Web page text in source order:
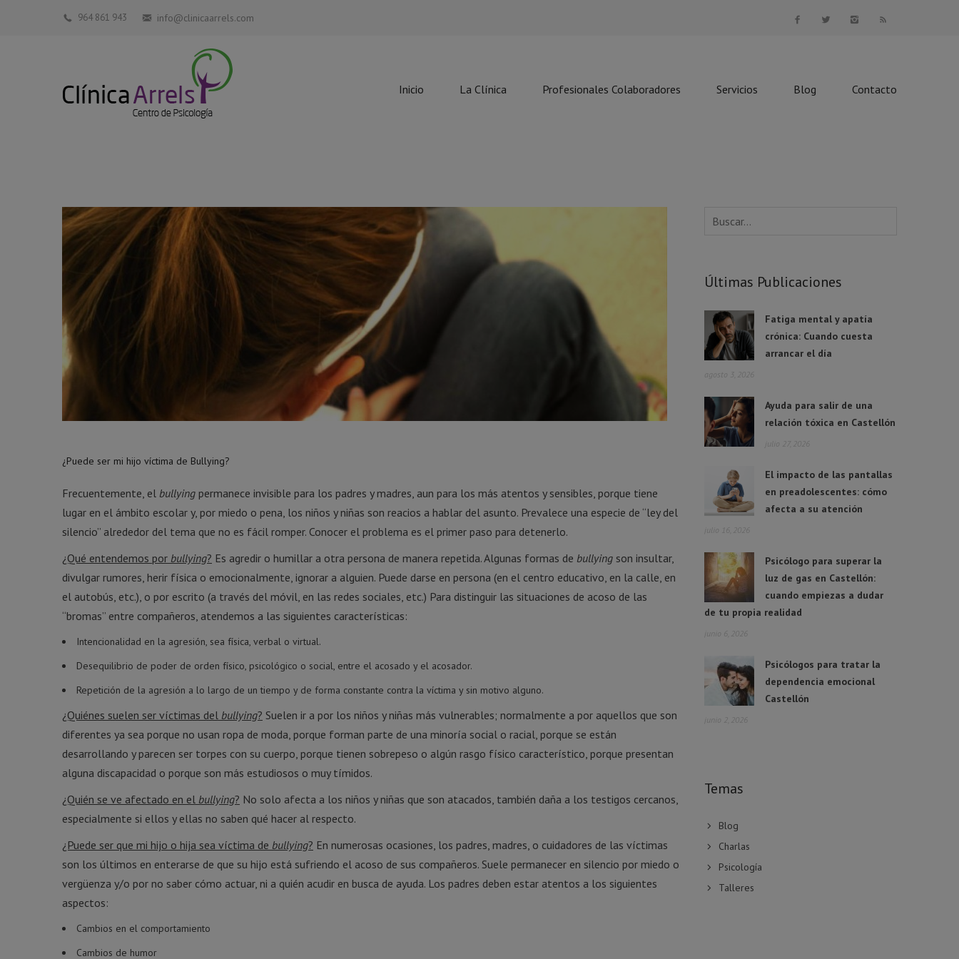
964 861 943 info@clinicaarrels.com
Inicio La Clínica Profesionales Colaboradores Servicios Blog Contacto
¿Puede ser mi hijo víctima de Bullying?
Frecuentemente, el bullying permanece invisible para los padres y madres, aun para los más atentos y sensibles, porque tiene
lugar en el ámbito escolar y, por miedo o pena, los niños y niñas son reacios a hablar del asunto. Prevalece una especie de “ley del
silencio” alrededor del tema que no es fácil romper. Conocer el problema es el primer paso para detenerlo.
¿Qué entendemos por bullying? Es agredir o humillar a otra persona de manera repetida. Algunas formas de bullying son insultar,
divulgar rumores, herir física o emocionalmente, ignorar a alguien. Puede darse en persona (en el centro educativo, en la calle, en
el autobús, etc.), o por escrito (a través del móvil, en las redes sociales, etc.) Para distinguir las situaciones de acoso de las
“bromas” entre compañeros, atendemos a las siguientes características:
Intencionalidad en la agresión, sea física, verbal o virtual.
Desequilibrio de poder de orden físico, psicológico o social, entre el acosado y el acosador.
Repetición de la agresión a lo largo de un tiempo y de forma constante contra la víctima y sin motivo alguno.
¿Quiénes suelen ser víctimas del bullying? Suelen ir a por los niños y niñas más vulnerables; normalmente a por aquellos que son
diferentes ya sea porque no usan ropa de moda, porque forman parte de una minoría social o racial, porque se están
desarrollando y parecen ser torpes con su cuerpo, porque tienen sobrepeso o algún rasgo físico característico, porque presentan
alguna discapacidad o porque son más estudiosos o muy tímidos.
¿Quién se ve afectado en el bullying? No solo afecta a los niños y niñas que son atacados, también daña a los testigos cercanos,
especialmente si ellos y ellas no saben qué hacer al respecto.
¿Puede ser que mi hijo o hija sea víctima de bullying? En numerosas ocasiones, los padres, madres, o cuidadores de las víctimas
son los últimos en enterarse de que su hijo está sufriendo el acoso de sus compañeros. Suele permanecer en silencio por miedo o
vergüenza y/o por no saber cómo actuar, ni a quién acudir en busca de ayuda. Los padres deben estar atentos a los siguientes
aspectos:
Cambios en el comportamiento
Cambios de humor
Últimas Publicaciones
Fatiga mental y apatía
crónica: Cuando cuesta
arrancar el día
agosto 3, 2026
Ayuda para salir de una
relación tóxica en Castellón
julio 27, 2026
El impacto de las pantallas
en preadolescentes: cómo
afecta a su atención
julio 16, 2026
Psicólogo para superar la
luz de gas en Castellón:
cuando empiezas a dudar
de tu propia realidad
junio 6, 2026
Psicólogos para tratar la
dependencia emocional
Castellón
junio 2, 2026
Temas
Blog
Charlas
Psicología
Talleres